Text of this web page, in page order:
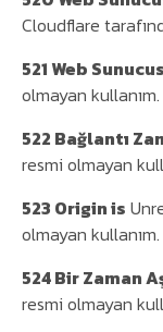
Cloudflare
521 Web
olmayan kullanım.
522 Bağlantı
resmi olmayan
523 Origin is
olmayan kullanım.
524 Bir Zaman
resmi olmayan